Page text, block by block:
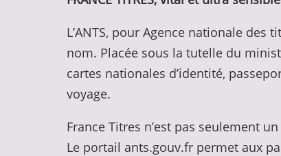
L’ANTS, pour Agence nationale
nom. Placée sous la tutelle du
cartes nationales d’identité,
voyage.
France Titres n’est pas seulement
Le portail ants.gouv.fr permet aux